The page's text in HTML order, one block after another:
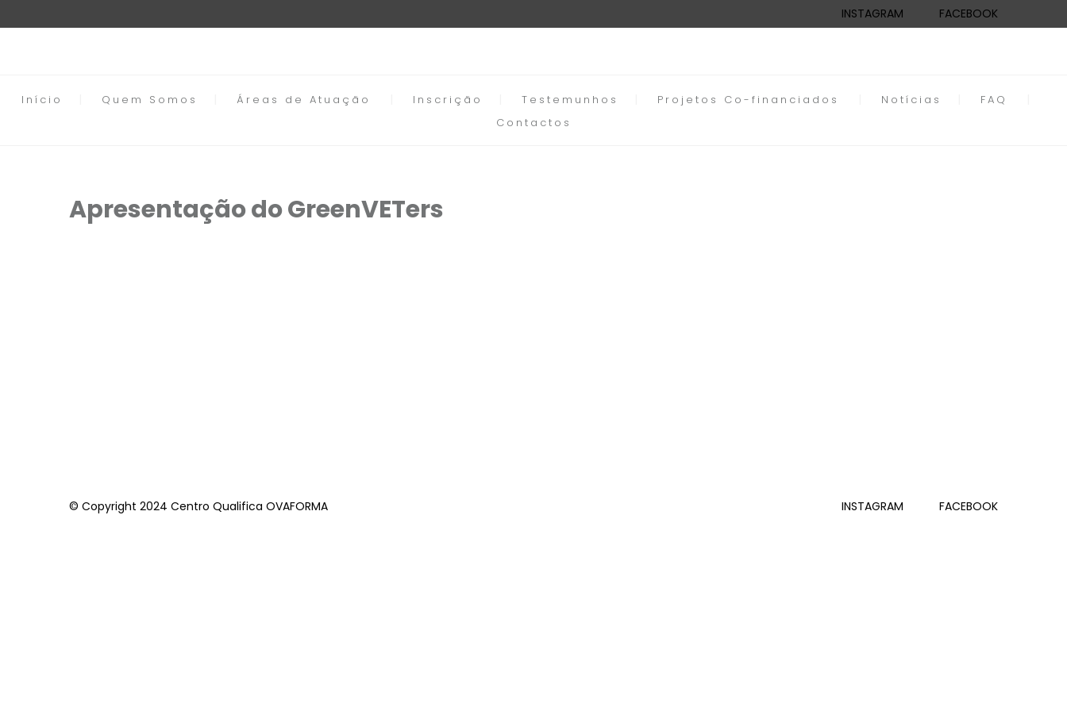
FACEBOOK
INSTAGRAM
Início Quem Somos Áreas de Atuação Inscrição Testemunhos Projetos Co-financiados Notícias
FAQ
Contactos
Apresentação do GreenVETers
© Copyright 2024 Centro Qualifica OVAFORMA FACEBOOK
INSTAGRAM